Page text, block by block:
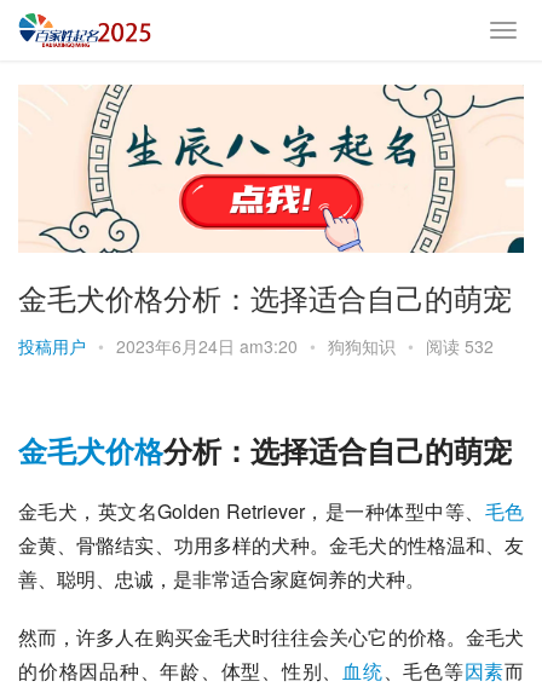
金毛犬价格分析：选择适合自己的萌宠
投稿用户 • 2023年6月24日 am3:20 • 狗狗知识 • 阅读 532
金毛犬价格分析：选择适合自己的萌宠
金毛犬，英文名Golden Retriever，是一种体型中等、 毛色
金黄、骨骼结实、功用多样的犬种。金毛犬的性格温和、友
善、聪明、忠诚，是非常适合家庭饲养的犬种。
然而，许多人在购买金毛犬时往往会关心它的价格。金毛犬
的价格因品种、年龄、体型、性别、 血统、毛色等因素而